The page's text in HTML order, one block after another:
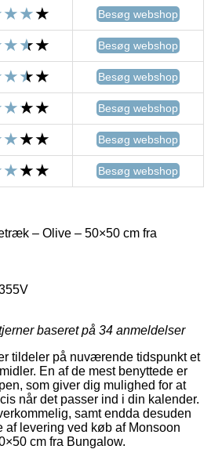
Besøg webshop
Besøg webshop
Besøg webshop
Besøg webshop
Besøg webshop
Besøg webshop
– Olive – 50×50 cm fra
baseret på 34 anmeldelser
tildeler på nuværende tidspunkt et
En af de mest benyttede er
som giver dig mulighed for at
når det passer ind i din kalender.
samt endda desuden
af levering ved køb af Monsoon
cm fra Bungalow.